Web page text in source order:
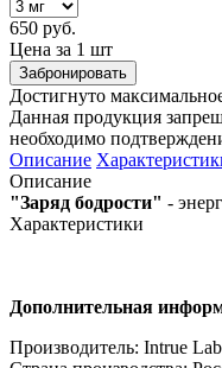
650 руб.
Цена за 1 шт
Забронировать
Достигнуто
Данная продукция
необходимо
Описание
Описание
"Заряд бодрости" -
Характеристики
Дополнительная
Производитель: Intrue Lab